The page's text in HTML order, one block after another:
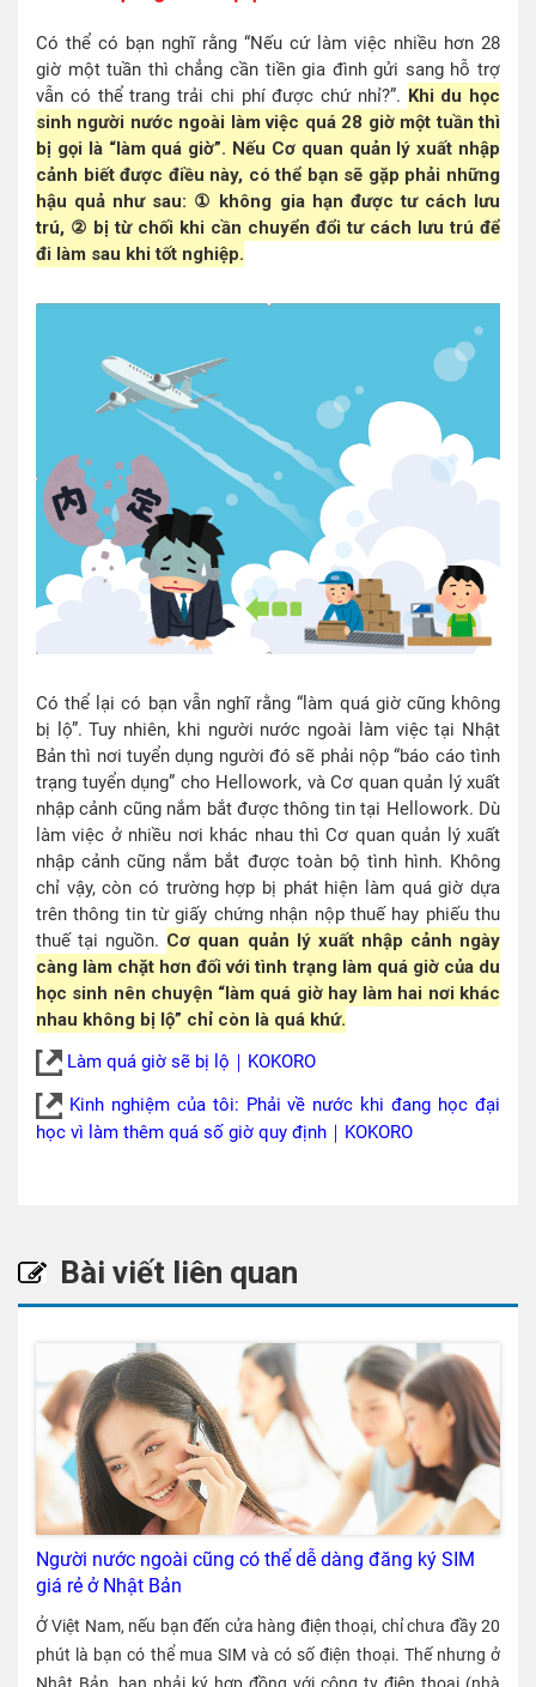
Có thể có bạn nghĩ rằng “Nếu cứ làm việc nhiều hơn 28
giờ một tuần thì chẳng cần tiền gia đình gửi sang hỗ trợ
vẫn có thể trang trải chi phí được chứ nhỉ?”. Khi du học
sinh người nước ngoài làm việc quá 28 giờ một tuần thì
bị gọi là “làm quá giờ”. Nếu Cơ quan quản lý xuất nhập
cảnh biết được điều này, có thể bạn sẽ gặp phải những
hậu quả như sau: ① không gia hạn được tư cách lưu
trú, ② bị từ chối khi cần chuyển đổi tư cách lưu trú để
đi làm sau khi tốt nghiệp.
Có thể lại có bạn vẫn nghĩ rằng “làm quá giờ cũng không
bị lộ”. Tuy nhiên, khi người nước ngoài làm việc tại Nhật
Bản thì nơi tuyển dụng người đó sẽ phải nộp “báo cáo tình
trạng tuyển dụng” cho Hellowork, và Cơ quan quản lý xuất
nhập cảnh cũng nắm bắt được thông tin tại Hellowork. Dù
làm việc ở nhiều nơi khác nhau thì Cơ quan quản lý xuất
nhập cảnh cũng nắm bắt được toàn bộ tình hình. Không
chỉ vậy, còn có trường hợp bị phát hiện làm quá giờ dựa
trên thông tin từ giấy chứng nhận nộp thuế hay phiếu thu
thuế tại nguồn. Cơ quan quản lý xuất nhập cảnh ngày
càng làm chặt hơn đối với tình trạng làm quá giờ của du
học sinh nên chuyện “làm quá giờ hay làm hai nơi khác
nhau không bị lộ” chỉ còn là quá khứ.
Làm quá giờ sẽ bị lộ｜KOKORO
Kinh nghiệm của tôi: Phải về nước khi đang học đại
học vì làm thêm quá số giờ quy định｜KOKORO
Bài viết liên quan
Người nước ngoài cũng có thể dễ dàng đăng ký SIM
giá rẻ ở Nhật Bản
Ở Việt Nam, nếu bạn đến cửa hàng điện thoại, chỉ chưa đầy 20 phút là bạn có thể mua SIM và có số điện thoại. Thế nhưng ở Nhật Bản, bạn phải ký hợp đồng với công ty điện thoại (nhà mạng) và nếu không trả cước phí hàng tháng thì không thể dùng SIM. Ngoài việc có ít gói cước giá rẻ, nhiều nhà mạng chỉ có phương thức thanh toán bằng thẻ tín dụng của Nhật nên mình rất khó tìm được nhà mạng phù hợp. Lần này là lần đầu tiên mình ký hợp đồng với 1 hãng SIM giá rẻ. Mình sẽ giới thiệu với các bạn phương thức thanh toán và so sánh giá cước, đặc điểm của các nhà mạng mà mình đã tìm được.〈Vân Hoàng〉 Lý do cần số điện thoại Tháng 10 năm 2020 mình sang Nhật và đây là lần du học thứ 3 của mình. Lúc mới sang, để cuộc sống thuận lợi và suôn sẻ thì mình đã phải làm những việc sau. ① Làm thủ tục tại UBND thành phố ② Mở tài khoản ngân hàng ③ Ký hợp đồng với nhà mạng Thủ tục (nộp đơn chuyển đổi chỗ ở v.v.) ở UBND thành phố và việc mở tài khoản ngân hàng mình đã làm xong mà không gặp vấn đề gì. Tiếp theo, một thứ không thể thiếu đó là số điện thoại phải không nào. Thông thường mình có thể gọi điện qua các ứng dụng SNS là được nhưng trong những trường hợp khẩn cấp hay khi làm các thủ tục hành chính thì đúng là cần tới số điện thoại di động. Trong trường hợp của mình, mình đã cần dùng số điện thoại vào các việc sau. ✔︎ Mình nhận học bổng Chính phủ nên khi làm thủ tục online để nhận học bổng của Bộ Giáo dục, Văn hoá, Khoa học, Thể thao và Công nghệ Nhật Bản, mình cần nhập số điện thoại. ✔︎ Trường mình theo học có hệ thống quản lý thông tin của sinh viên, khi đăng ký thông tin trên hệ thống đó cũng cần nhập số điện thoại. ✔︎ Lần này sau khi du học 1 năm, mình quyết định ở lại Nhật làm việc, khi đi xin việc thì mình cũng phải viết số điện thoại vào sơ yếu lý lịch v.v. ✔︎ Khi mua hàng online thì cũng có lúc cần số điện thoại. Gói cước rẻ nhất của SB là 5000 yên/tháng! Trong lần du học đầu tiên (năm 2007~) và lần du học thứ hai (năm 2010~) mình đều sử dụng Softbank (SB). Lý do lần đầu mình chọn SB vì lúc đó SB có chiến dịch miễn phí cước điện thoại nội mạng, những bạn du học sinh xung quanh mình đều dùng SB. Khi đó, mình mua cả máy điện thoại nữa nên tính cả tiền trả góp mua máy hàng tháng thì mình mất 3000 ~ 4000 yên (khoảng 816.000 đồng) mỗi tháng. Lần thứ hai, mình không cần mua điện thoại nên mình đã chọn gói rẻ nhất không dùng internet, chỉ có cước gọi điện thoại. ※100 yên = 16.690 đồng (tỉ giá ngày 24/7/2023) Vì vậy lần thứ ba này mình cũng đến cửa hàng của SB để tìm hiểu và xin tư vấn, nhưng mình được giới thiệu gói cước rẻ nhất là khoảng 5000 yên/tháng. Mình đã rất sốc! Các gói bây giờ không chỉ có cước điện thoại mà còn bao gồm cả dung lượng internet nữa nên đắt hơn ngày trước. Trước khi sang Nhật, mình dùng SIM của Viettel, một tháng chỉ mất 90.000 đồng (khoảng 440 yên) mà lại được dùng internet không giới hạn. Ở Nhật mình không dùng đến internet mấy mà tại sao 1 tháng phải trả tới 5.000 yên nhỉ? Thật là khó tin. Mình đã thử hỏi nhân viên tư vấn là “Mình sống ở ký túc xá nên trong phòng đã có wifi rồi, có gói cước nào rẻ hơn nữa không?” nhưng mình bị từ chối thẳng thừng là “Công ty chúng tôi không có gói cước nào rẻ hơn”. Và thế là mình đã từ bỏ việc ký hợp đồng với SB. Phương thức thanh toán tiền của nhiều gói cước SIM giá rẻ Ở Nhật thì ngoài SB còn có docomo hay Au nhưng các nhà mạng lớn này đều không khác nhiều so với SB nên mình quyết định tìm một nhà mạng nhỏ. Mình đã liên lạc với người bạn thân đã ở Nhật 10 năm và một em khoá dưới vừa hoàn thành chương trình du học để hỏi và thu thập thông tin. LINE mobile Em khoá dưới của mình đã dùng “LINE mobile”. Theo lời em ấy, để ký được hợp đồng với LINE mobile thì cần làm các thủ tục như sau. ① Tạo tài khoản LINE của Nhật bằng số điện thoại ở Nhật ② Đăng ký LINE pay bằng tài khoản LINE của Nhật ③ Ký hợp đồng với LINE mobile với điều kiện thanh toán bằng LINE pay Em ấy nói đã được người quen cho dùng LINE Pay của người đó. Mình cũng có thể nhờ bạn bè hoặc người quen nhưng mình muốn thử tìm xem có nhà mạng nào thân thiện hơn không. ※Sau đó, LINE mobile đã ngừng cung cấp dịch vụ đăng ký tài khoản mới vào tháng 3 năm 2021. Chỉ có phương thức thanh toán bằng thẻ tín dụng Ở Nhật có nhiều hãng SIM giá rẻ nhưng phần lớn các hãng đều chỉ cho trả cước phí bằng thẻ tín dụng của Nhật. Trước đây người em của mình đã được một nhân viên trong cửa hàng bán đồ điện tử gia dụng ở Tokyo tư vấn là “thẻ tín dụng của Việt Nam cũng được chấp nhận” và em ấy đã đăng ký sim giá rẻ của “Bic SIM”. Thế nhưng, sau đó, nhà mạng liên lạc lại là “thẻ tín dụng của bạn không thể thanh toán tiền” và em ấy phải huỷ hợp đồng. Mặc dù đây không phải lỗi từ phía khách hàng, nhưng em ấy vẫn bị phạt khoảng 2000 yên vì huỷ hợp đồng giữa chừng. Mình và em ấy nói chuyện với nhau rồi tìm thấy nhà mạng giá rẻ tên là “UQ mobile” có vẻ có thể trả tiền bằng cách chuyển khoản nên mình thử đăng ký online. Thế nhưng, UQ mobile đã nhanh chóng phản hồi với nội dung chính là “sau khi xét duyệt, chúng tôi không thể tiếp nhận hợp đồng thanh toán bằng cách chuyển khoản ngân hàng hoặc tự động chuyển khoản”. Email thông báo kết quả xét duyệt của UQ mobile. “Chúng tôi không thể chấp nhận hợp đồng thanh toán bằng cách chuyển khoản ngân hàng. Quý khách hãy xem xét đến việc thanh toán bằng thẻ tín dụng”. “Rakuten mobile” cũng là một hãng lớn trong các hãng SIM giá rẻ và ngoài hình thức trả qua thẻ tín dụng, có vẻ họ cũng chấp nhận thanh toán bằng cách chuyển khoản ngân hàng, nhưng vẫn cần xét duyệt. SIM giá rẻ chấp nhận chuyển khoản ngân hàng LINE mobile, UQ mobile, Rakuten mobile mình đều không đăng ký được, đúng lúc khó khăn thì bạn thân của mình đã tìm thấy một nhà mạng mà từ trước đến giờ mình chưa nghe thấy tên và bạn ấy đã giới thiệu cho mình. Đó là nhà mạng “GTN mobile”, khi vào trang chủ của nhà mạng này, bạn sẽ thấy website của họ hỗ trợ đa ngôn ngữ và có cả tiếng Việt. ◆Gói dữ liệu kèm chức năng nghe gọi GTN (hàng tháng - bao gồm thuế) Dung lượng Cước phí (bao gồm thuế) 3G ¥1,200 10G ¥2,200 30G ¥4,200 50G ¥6,200 ※Có thể đăng ký SIM và mở thẻ tín dụng (Credit card) cùng một lúc. Khi thanh toán bằng thẻ tín dụng đó, cước phí hàng tháng giảm 220 yên.※Có thể đăng ký từ nước ngoài (Có thể nhận SIM ở sân bay của Nhật).※Cước gọi mỗi 30 giây là 22 yên (bao gồm thuế). Thế là nhà mạng SIM giá rẻ này đã đáp ứng được 2 nhu cầu của mình là “gói cước rẻ” và chấp nhận “thanh toán qua cửa hàng tiện lợi hoặc chuyển khoản ngân hàng”. Đây là nhà mạng mình nghe tên lần đầu nhưng vì người quen của bạn mình đang làm việc ở đó nên mình tin tưởng và đăng ký online. Ngay lập tức, 2 hôm sau SIM và hợp đồng đã được gửi tới địa chỉ của mình, sau khi cho SIM vào điện thoại thì máy đã có thể nghe gọi. Mình quá đỗi vui mừng! Thật không thể tin được là mình có thể mua được SIM giá rẻ một cách đơn giản như vậy. Vấn đề về SIM điện thoại của mình cũng đã được giải quyết! [iconpress id="local_1803" title="external link" style="color:#525252; font-size:22px;" ] Trang chủ của GTN mobile (đa ngôn ngữ) Ngoài ra, gần đây mình cũng được bạn mình giới thiệu một nhà mạng SIM giá rẻ tên là SIM VÀNG. Đây là SIM giá rẻ, chủ yếu phục vụ người Việt, người Myanmar, người Indonesia sống ở Nhật. Cũng giống như GTN mobile, người nước ngoài có thể thanh toán qua cửa hàng tiện lợi hoặc chuyển khoản ngân hàng. ◆Gói SIM VÀNG (hàng tháng - chưa gồm thuế) Dung lượng dữ liệu SIM dữ liệu SIM nghe gọi 1GB ¥600 ¥1,480 3GB ¥1,080 ¥2,180 5GB ¥1,380 ¥2,620 10GB ¥2,800 ¥4,180 25GB ¥3,180 ¥4,980 30GB ¥3,380 ¥5,180 ※SIM dữ liệu kèm chức năng nhận tin nhắn SMS: 150 yên/tháng.※SIM nghe gọi có cước phí mỗi 30 giây 20 yên.※Có SIM nghe gọi thoả thích (gọi miễn p